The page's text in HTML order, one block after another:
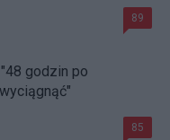
89
godzin po
85